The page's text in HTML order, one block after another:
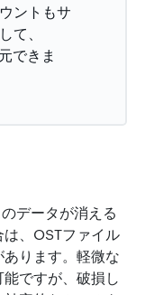
ントもサ
て、
できま
データが消える
、OSTファイル
ります。軽微な
ですが、破損し